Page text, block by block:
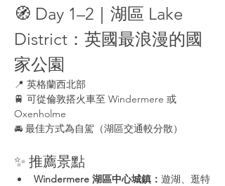
🧭 Day 1–2｜湖區 Lake
District：英國最浪漫的國
家公園
📍 英格蘭西北部
🚆 可從倫敦搭火車至 Windermere 或
Oxenholme
🚘 最佳方式為自駕（湖區交通較分散）
✨ 推薦景點
Windermere 湖區中心城鎮： 遊湖、逛特